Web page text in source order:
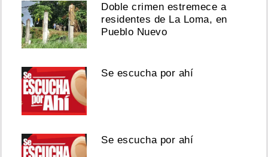
Doble crimen estremece a
residentes de La Loma, en
Pueblo Nuevo
Se escucha por ahí
Se escucha por ahí